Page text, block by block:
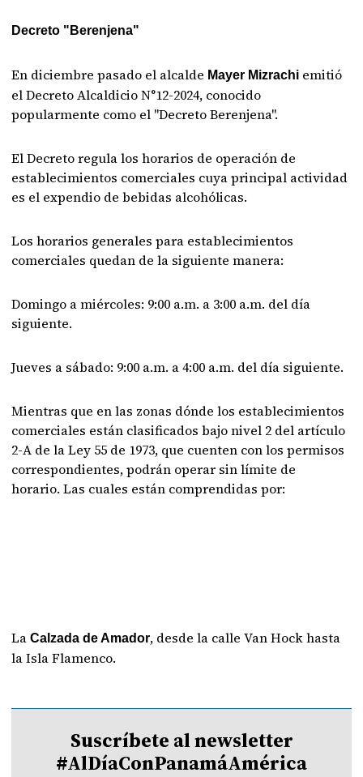
Decreto "Berenjena"
En diciembre pasado el alcalde Mayer Mizrachi emitió
el Decreto Alcaldicio N°12-2024, conocido
popularmente como el "Decreto Berenjena".
El Decreto regula los horarios de operación de
establecimientos comerciales cuya principal actividad
es el expendio de bebidas alcohólicas.
Los horarios generales para establecimientos
comerciales quedan de la siguiente manera:
Domingo a miércoles: 9:00 a.m. a 3:00 a.m. del día
siguiente.
Jueves a sábado: 9:00 a.m. a 4:00 a.m. del día siguiente.
Mientras que en las zonas dónde los establecimientos
comerciales están clasificados bajo nivel 2 del artículo
2-A de la Ley 55 de 1973, que cuenten con los permisos
correspondientes, podrán operar sin límite de
horario. Las cuales están comprendidas por:
LaCalzada de Amador, desde la calle Van Hock hasta
la Isla Flamenco.
Suscríbete al newsletter
#AlDíaConPanamáAmérica